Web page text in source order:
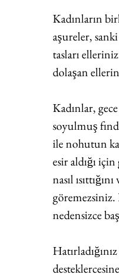
Kadınların
aşureler,
tasları
dolaşan ellerin
Kadınlar,
soyulmuş
ile nohutun
esir aldığı
nasıl
nedensizce